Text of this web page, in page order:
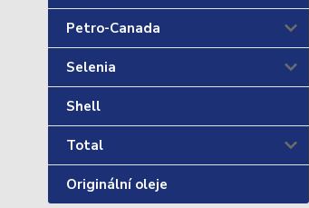
Petro-Canada
Selenia
Shell
Total
Originální oleje